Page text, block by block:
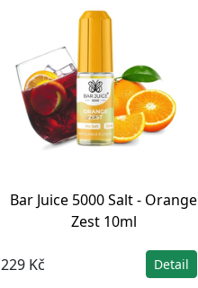
Bar Juice 5000 Salt - Orange
Zest 10ml
229 Kč Detail